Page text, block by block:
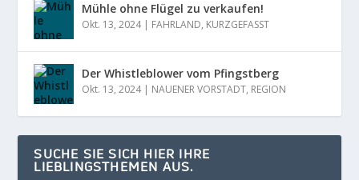
Mühle ohne Flügel zu verkaufen!
Okt. 13, 2024| FAHRLAND, KURZGEFASST
Der Whistleblower vom Pfingstberg
Okt. 13, 2024| NAUENER VORSTADT, REGION
SUCHE SIE SICH HIER IHRE
LIEBLINGSTHEMEN AUS.